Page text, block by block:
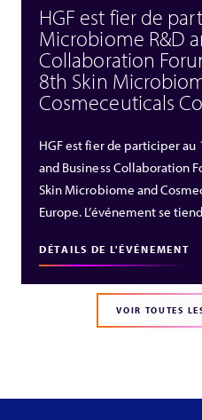
HGF est fier de
Microbiome R&D
Collaboration
8th Skin
Cosmeceuticals
HGF est fier de participer
and Business Collaboration
Skin Microbiome and
Europe. L’événement se
DÉTAILS DE L'ÉVÉNEMENT
VOIR TOUTES